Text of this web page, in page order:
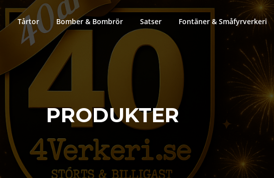
Tårtor Bomber & Bombrör Satser Fontäner & Småfyrverkeri
PRODUKTER